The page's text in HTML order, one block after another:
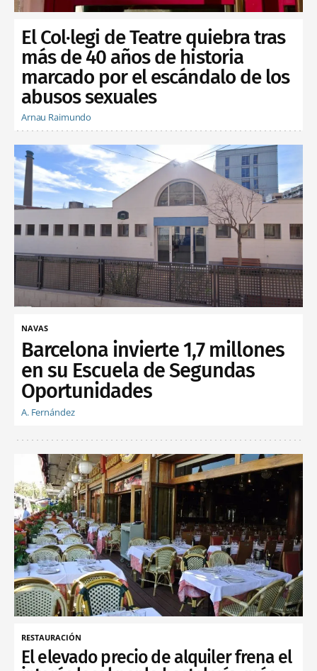
El Col·legi de Teatre quiebra tras
más de 40 años de historia
marcado por el escándalo de los
abusos sexuales
Arnau Raimundo
NAVAS
Barcelona invierte 1,7 millones
en su Escuela de Segundas
Oportunidades
A. Fernández
RESTAURACIÓN
El elevado precio de alquiler frena el